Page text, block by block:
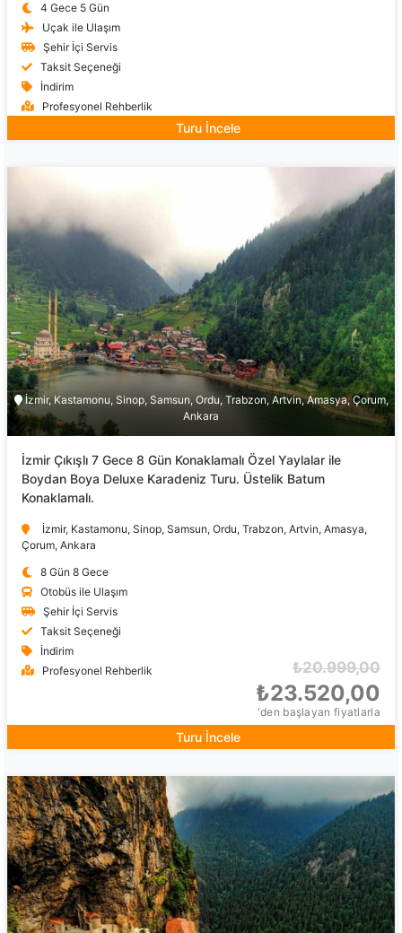
4 Gece 5 Gün
Uçak ile Ulaşım
Şehir İçi Servis
Taksit Seçeneği
İndirim
Profesyonel Rehberlik
Turu İncele
İzmir, Kastamonu, Sinop, Samsun, Ordu, Trabzon, Artvin, Amasya, Çorum,
Ankara
İzmir Çıkışlı 7 Gece 8 Gün Konaklamalı Özel Yaylalar ile
Boydan Boya Deluxe Karadeniz Turu. Üstelik Batum
Konaklamalı.
İzmir, Kastamonu, Sinop, Samsun, Ordu, Trabzon, Artvin, Amasya,
Çorum, Ankara
8 Gün 8 Gece
Otobüs ile Ulaşım
Şehir İçi Servis
Taksit Seçeneği
İndirim
Profesyonel Rehberlik
₺20.999,00
₺23.520,00
'den başlayan fiyatlarla
Turu İncele